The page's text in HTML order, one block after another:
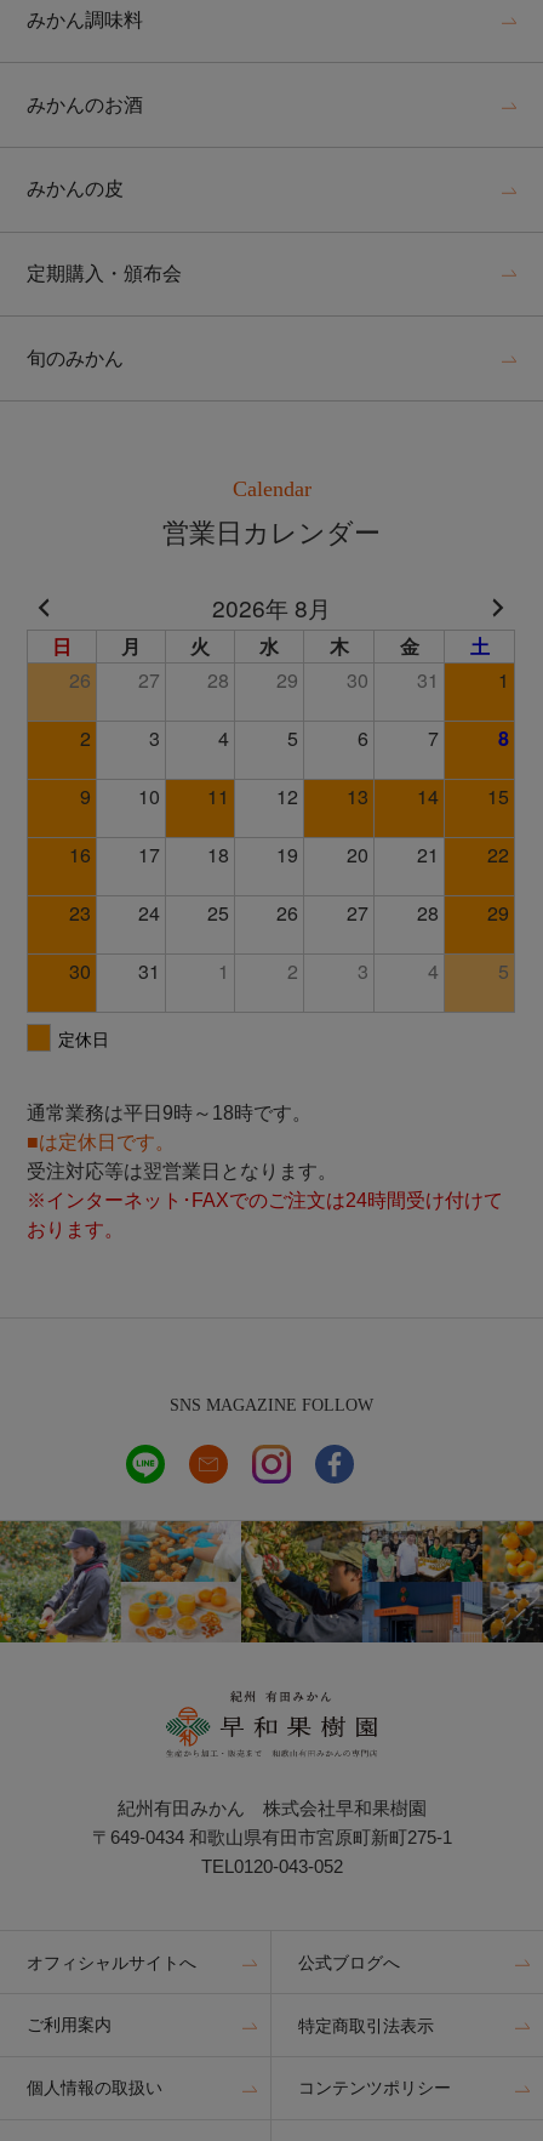
みかん調味料
みかんのお酒
みかんの皮
定期購入・頒布会
旬のみかん
Calendar
営業日カレンダー
通常業務は平日9時～18時です。
■は定休日です。
受注対応等は翌営業日となります。
※インターネット･FAXでのご注文は24時間受け付けて
おります。
SNS MAGAZINE FOLLOW
紀州有田みかん 株式会社早和果樹園
〒649-0434 和歌山県有田市宮原町新町275-1
TEL0120-043-052
オフィシャルサイトへ 公式ブログへ
ご利用案内 特定商取引法表示
個人情報の取扱い コンテンツポリシー